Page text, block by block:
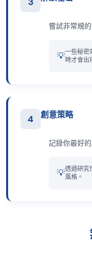
嘗試非常規
💡一些秘密
時才會出
4 創意策略
記錄你最好
💡透過研究
風格。